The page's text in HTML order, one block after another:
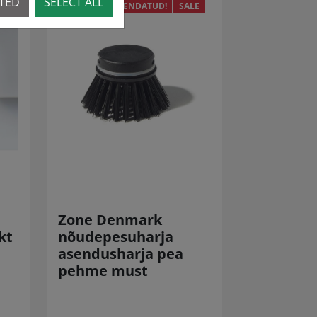
VÄHENDATUD! SALE
Zone Denmark
nõudepesuharja
asendusharja pea
pehme must